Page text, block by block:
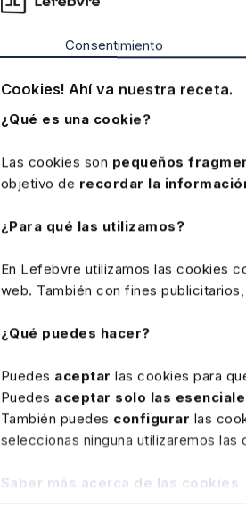
Consentimiento
Cookies! Ahí va nuestra receta.
¿Qué es una cookie?
Las cookies son pequeños
objetivo de recordar la
¿Para qué las utilizamos?
En Lefebvre utilizamos las cookies
web. También con fines
¿Qué puedes hacer?
Puedes aceptar las cookies para
Puedes aceptar solo las
También puedes configurar las
seleccionas ninguna utilizaremos las
Saber más acerca de las cookies
de
que
Ver
Fiscal